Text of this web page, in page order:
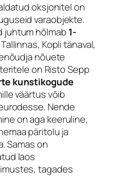
oksjonitel on
varaobjekte.
juhtum hõlmab 1-
Kopli tänaval,
nõuete
on Risto Sepp
kunstikogude
väärtus võib
Nende
on aga keeruline,
päritolu ja
Samas on
laos
tagades